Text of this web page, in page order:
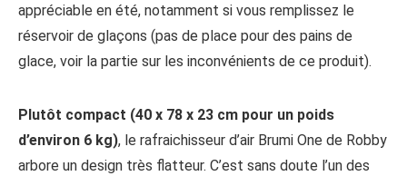
appréciable en été, notamment si vous remplissez le
réservoir de glaçons (pas de place pour des pains de
glace, voir la partie sur les inconvénients de ce produit).
Plutôt compact (40 x 78 x 23 cm pour un poids
d’environ 6 kg), le rafraichisseur d’air Brumi One de Robby
arbore un design très flatteur. C’est sans doute l’un des